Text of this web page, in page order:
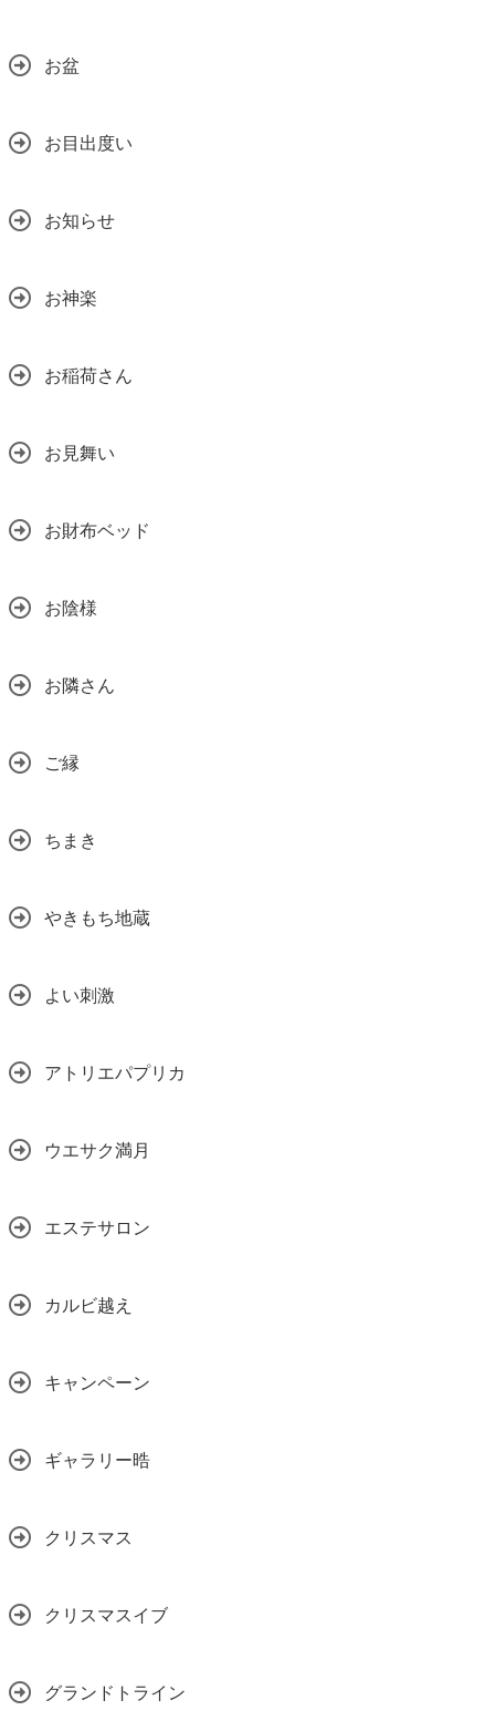
お盆
お目出度い
お知らせ
お神楽
お稲荷さん
お見舞い
お財布ベッド
お陰様
お隣さん
ご縁
ちまき
やきもち地蔵
よい刺激
アトリエパプリカ
ウエサク満月
エステサロン
カルビ越え
キャンペーン
ギャラリー晧
クリスマス
クリスマスイブ
グランドトライン